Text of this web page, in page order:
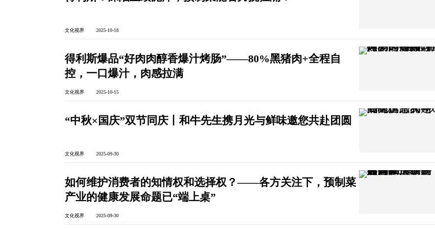
文化视界 2025-10-18
得利斯爆品“好肉肉醇香爆汁烤肠”——80%黑猪肉+全程自
控，一口爆汁，肉感拉满
文化视界 2025-10-15
“中秋×国庆”双节同庆丨和牛先生携月光与鲜味邀您共赴团圆
文化视界 2025-09-30
如何维护消费者的知情权和选择权？——各方关注下，预制菜
产业的健康发展命题已“端上桌”
文化视界 2025-09-30